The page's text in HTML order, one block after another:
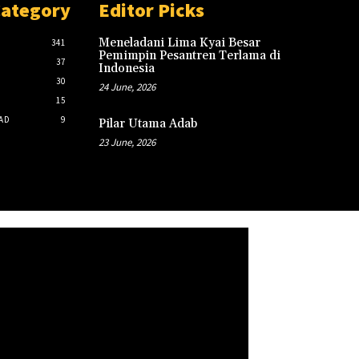
341
37
30
15
9
Editor Picks
Meneladani Lima Kyai Besar
Pemimpin Pesantren Terlama di
Indonesia
24 June, 2026
Pilar Utama Adab
23 June, 2026